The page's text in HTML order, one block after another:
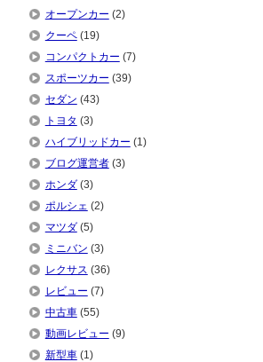
オープンカー (2)
クーペ(19)
コンパクトカー (7)
スポーツカー (39)
セダン (43)
トヨタ (3)
ハイブリッドカー (1)
ブログ運営者(3)
ホンダ(3)
ポルシェ (2)
マツダ(5)
ミニバン (3)
レクサス (36)
レビュー (7)
中古車(55)
動画レビュー (9)
新型車(1)